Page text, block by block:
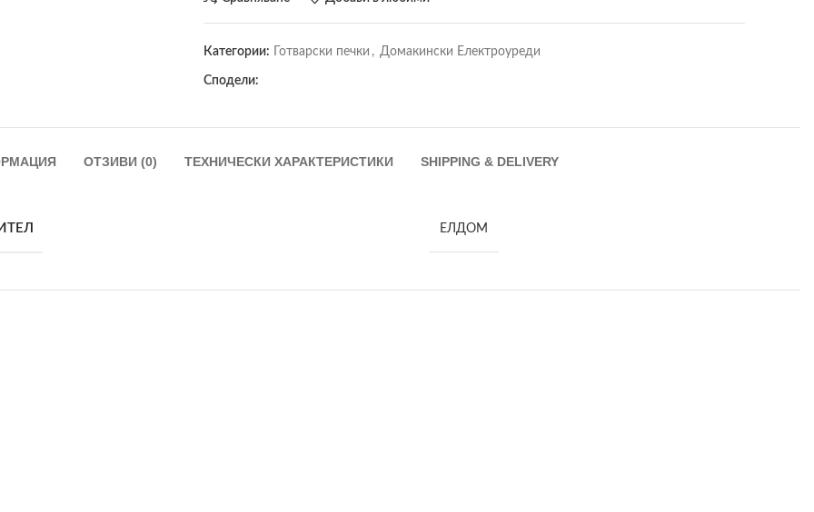
Категории: Готварски печки , Домакински Електроуреди
Сподели:
ОТЗИВИ (0) ТЕХНИЧЕСКИ ХАРАКТЕРИСТИКИ SHIPPING & DELIVERY
ЕЛДОМ